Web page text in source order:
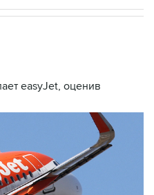
easyJet, оценив